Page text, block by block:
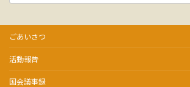
ごあいさつ
活動報告
国会議事録